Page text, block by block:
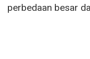
perbedaan besar